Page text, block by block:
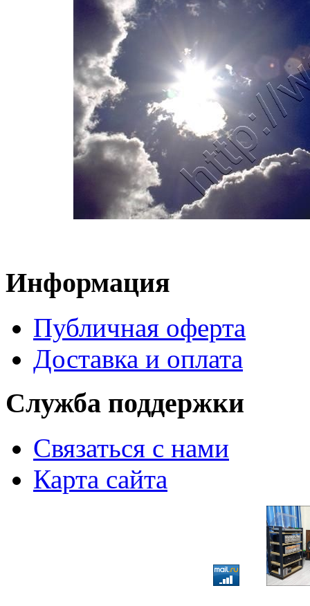
Информация
Публичная оферта
Доставка и оплата
Служба поддержки
Связаться с нами
Карта сайта